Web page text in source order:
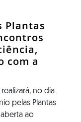
Plantas
com a
no dia
pelas Plantas
ao